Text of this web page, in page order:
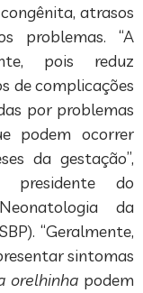
atrasos
problemas. “A
pois reduz
de complicações
por problemas
podem ocorrer
da gestação”,
do
da
“Geralmente,
sintomas
orelhinha podem